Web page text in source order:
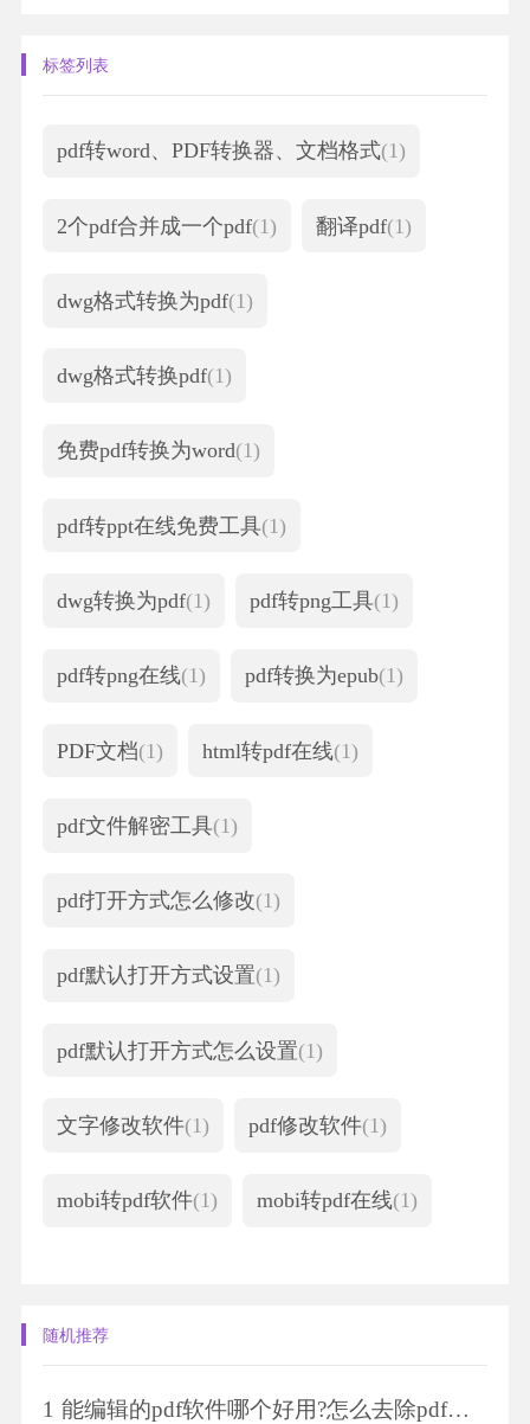
标签列表
pdf转word、PDF转换器、文档格式(1)
2个pdf合并成一个pdf(1) 翻译pdf(1)
dwg格式转换为pdf(1)
dwg格式转换pdf(1)
免费pdf转换为word(1)
pdf转ppt在线免费工具(1)
dwg转换为pdf(1) pdf转png工具(1)
pdf转png在线(1) pdf转换为epub(1)
PDF文档(1) html转pdf在线(1)
pdf文件解密工具(1)
pdf打开方式怎么修改(1)
pdf默认打开方式设置(1)
pdf默认打开方式怎么设置(1)
文字修改软件(1) pdf修改软件(1)
mobi转pdf软件(1) mobi转pdf在线(1)
随机推荐
1 能编辑的pdf软件哪个好用?怎么去除pdf文档水印?